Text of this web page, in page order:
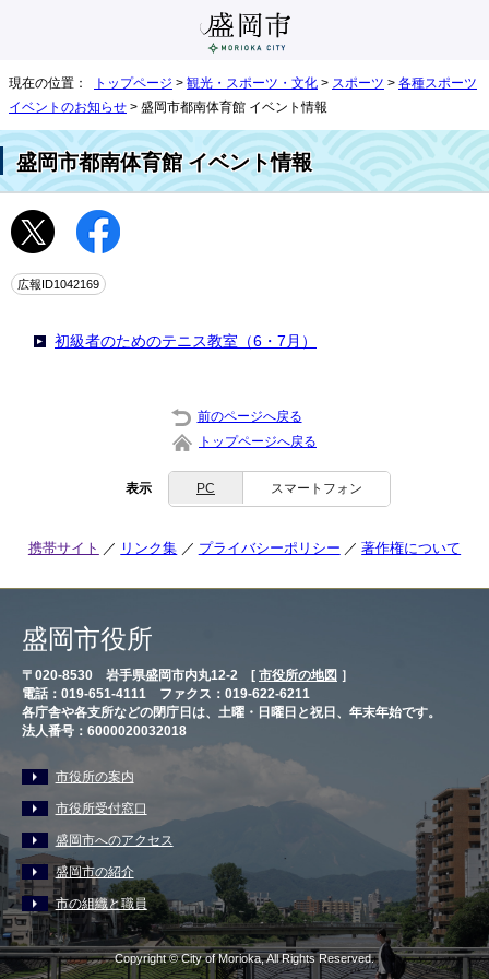
現在の位置： トップページ > 観光・スポーツ・文化 > スポーツ > 各種スポーツ
イベントのお知らせ > 盛岡市都南体育館 イベント情報
盛岡市都南体育館 イベント情報
広報ID1042169
初級者のためのテニス教室（6・7月）
前のページへ戻る
トップページへ戻る
表示 PC スマートフォン
携帯サイト リンク集 プライバシーポリシー 著作権について
盛岡市役所
〒020-8530 岩手県盛岡市内丸12-2 [ 市役所の地図 ］
電話：019-651-4111 ファクス：019-622-6211
各庁舎や各支所などの閉庁日は、土曜・日曜日と祝日、年末年始です。
法人番号：6000020032018
市役所の案内
市役所受付窓口
盛岡市へのアクセス
盛岡市の紹介
市の組織と職員
Copyright © City of Morioka, All Rights Reserved.